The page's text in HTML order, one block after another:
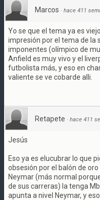
Marcos · hace 411
Yo se que el tema ya es
impresión por el tema de la
imponentes (olímpico de
Anfield es muy vivo y el
futbolista más, y eso en
valiente se ve cobarde alli.
Retapete · hace 411
Jesús
Eso ya es elucubrar lo que
obsesión por el balón de
Neymar (más normal
de sus carreras) la tenga
apunta a nivel Neymar, y